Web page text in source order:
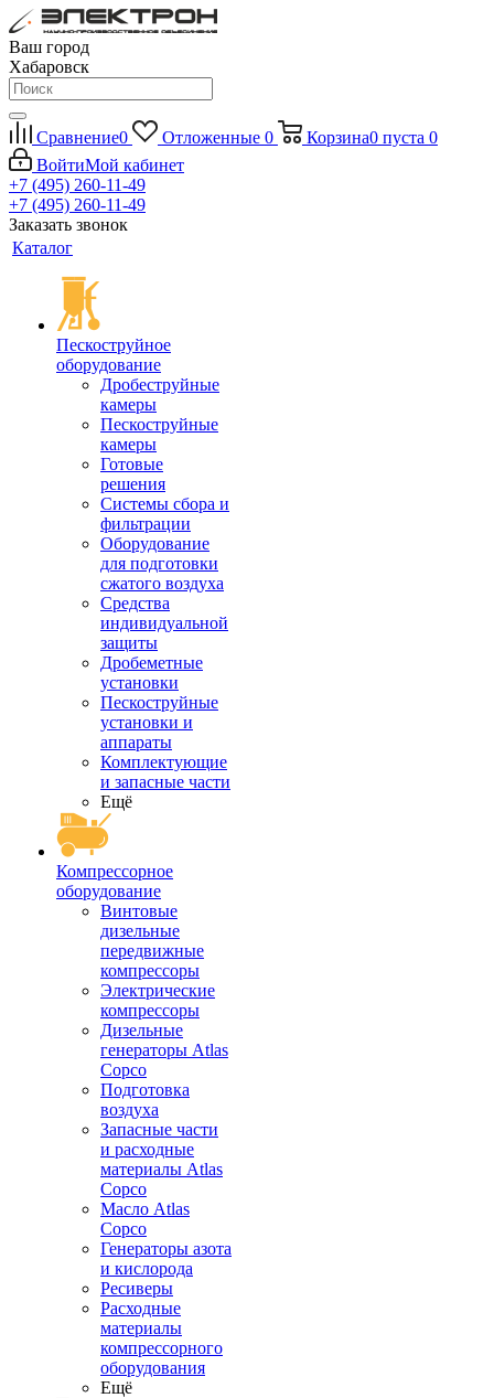
Ваш город
Хабаровск
Сравнение0 Отложенные 0 Корзина0 пуста 0
ВойтиМой кабинет
+7 (495) 260-11-49
+7 (495) 260-11-49
Заказать звонок
Каталог
Пескоструйное
оборудование
Дробеструйные
камеры
Пескоструйные
камеры
Готовые
решения
Системы сбора и
фильтрации
Оборудование
для подготовки
сжатого воздуха
Средства
индивидуальной
защиты
Дробеметные
установки
Пескоструйные
установки и
аппараты
Комплектующие
и запасные части
Ещё
Компрессорное
оборудование
Винтовые
дизельные
передвижные
компрессоры
Электрические
компрессоры
Дизельные
генераторы Atlas
Copco
Подготовка
воздуха
Запасные части
и расходные
материалы Atlas
Copco
Масло Atlas
Copco
Генераторы азота
и кислорода
Ресиверы
Расходные
материалы
компрессорного
оборудования
Ещё